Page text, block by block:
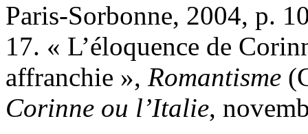
Paris-Sorbonne, 2004, p.
17. « L’éloquence de
affranchie », Romantisme
Corinne ou l’Italie,